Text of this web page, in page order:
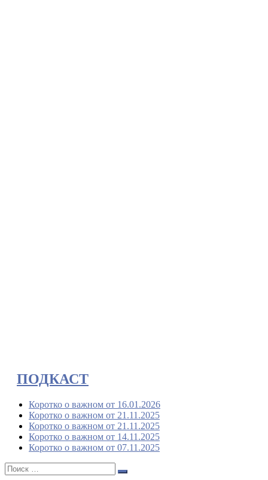
ПОДКАСТ
Коротко о важном от 16.01.2026
Коротко о важном от 21.11.2025
Коротко о важном от 21.11.2025
Коротко о важном от 14.11.2025
Коротко о важном от 07.11.2025
Поиск:
Поиск